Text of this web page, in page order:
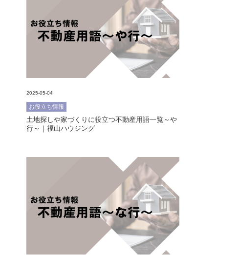
2025-05-04
お役立ち情報
土地探しや家づくりに役立つ不動産用語一覧～や
行～｜福山ハウジング